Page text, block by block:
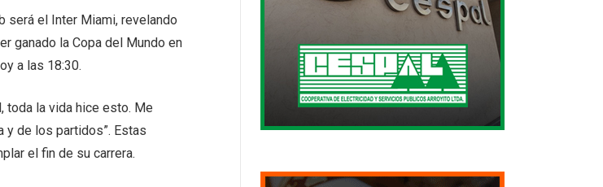
será el Inter Miami, revelando
ganado la Copa del Mundo en
a las 18:30.
toda la vida hice esto. Me
y de los partidos”. Estas
el fin de su carrera.